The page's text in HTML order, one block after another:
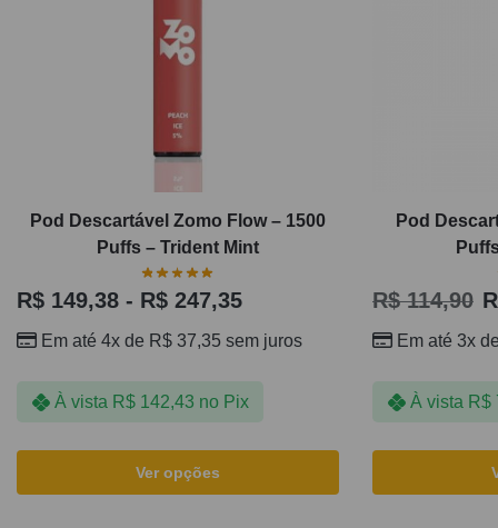
Pod Descartável Zomo Flow – 1500
Puffs – Trident Mint
R$ 149,38 - R$ 247,35
Em até 4x de R$ 37,35 sem juros
À vista R$142,43 no Pix
Ver opções
Pod
R$114,90
Em até 3x
À vista R$